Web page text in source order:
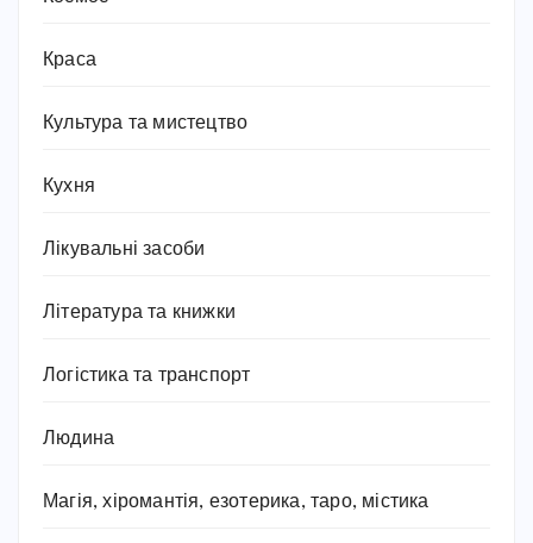
Краса
Культура та мистецтво
Кухня
Лікувальні засоби
Література та книжки
Логістика та транспорт
Людина
Магія, хіромантія, езотерика, таро, містика